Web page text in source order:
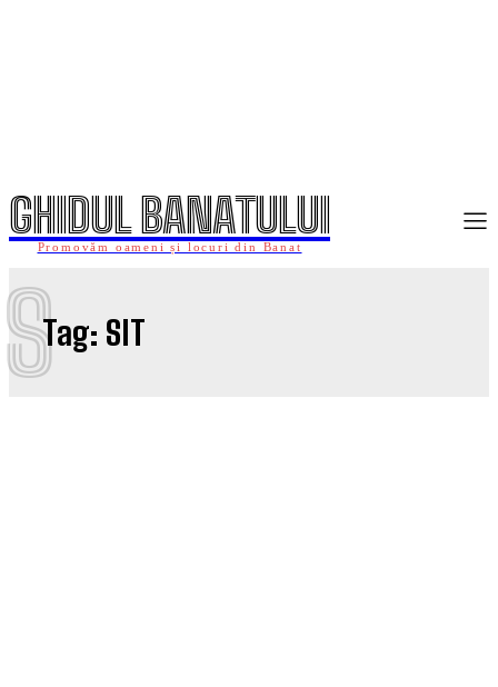
GHIDUL BANATULUI
Promovăm oameni și locuri din Banat
Tag: SIT
S